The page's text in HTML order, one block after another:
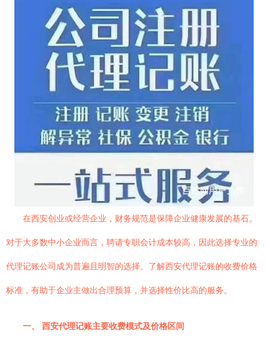
在西安创业或经营企业，财务规范是保障企业健康发展的基石。
对于大多数中小企业而言，聘请专职会计成本较高，因此选择专业的
代理记账公司成为普遍且明智的选择。了解西安代理记账的收费价格
标准，有助于企业主做出合理预算，并选择性价比高的服务。
一、 西安代理记账主要收费模式及价格区间